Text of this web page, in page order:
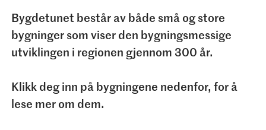
Bygdetunet består av både små og store
bygninger som viser den bygningsmessige
utviklingen i regionen gjennom 300 år.
Klikk deg inn på bygningene nedenfor, for å
lese mer om dem.